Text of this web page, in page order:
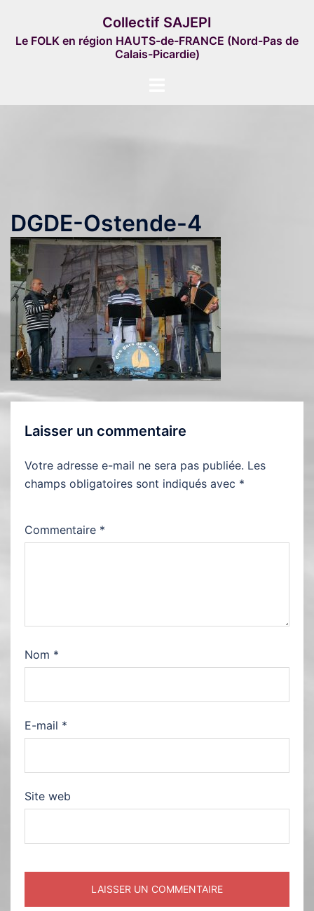
contenu
Collectif SAJEPI
Le FOLK en région HAUTS-de-FRANCE (Nord-Pas de
Calais-Picardie)
DGDE-Ostende-4
Laisser un commentaire
Votre adresse e-mail ne sera pas publiée. Les
champs obligatoires sont indiqués avec *
Commentaire *
Nom *
E-mail *
Site web